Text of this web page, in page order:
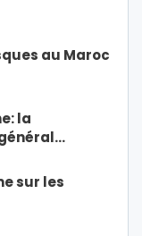
au Maroc
la
sur les